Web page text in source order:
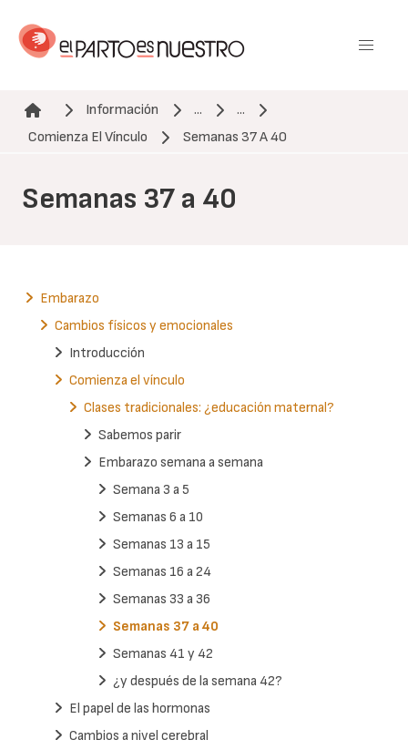
contenido
Ruta de navegación
Información ...
...
Comienza El Vínculo
Semanas 37 A 40
Semanas 37 a 40
Embarazo
Cambios físicos y emocionales
Introducción
Comienza el vínculo
Clases tradicionales: ¿educación maternal?
Sabemos parir
Embarazo semana a semana
Semana 3 a 5
Semanas 6 a 10
Semanas 13 a 15
Semanas 16 a 24
Semanas 33 a 36
Semanas 37 a 40
Semanas 41 y 42
¿y después de la semana 42?
El papel de las hormonas
Cambios a nivel cerebral